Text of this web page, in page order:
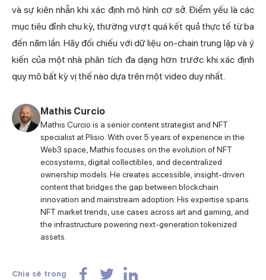
và sự kiên nhẫn khi xác định mô hình cơ sở. Điểm yếu là các
mục tiêu đỉnh chu kỳ, thường vượt quá kết quả thực tế từ ba
đến năm lần. Hãy đối chiếu với dữ liệu on-chain trung lập và ý
kiến của một nhà phân tích đa dạng hơn trước khi xác định
quy mô bất kỳ vị thế nào dựa trên một video duy nhất.
Mathis Curcio
Mathis Curcio is a senior content strategist and NFT
specialist at Plisio. With over 5 years of experience in the
Web3 space, Mathis focuses on the evolution of NFT
ecosystems, digital collectibles, and decentralized
ownership models. He creates accessible, insight-driven
content that bridges the gap between blockchain
innovation and mainstream adoption. His expertise spans
NFT market trends, use cases across art and gaming, and
the infrastructure powering next-generation tokenized
assets.
Chia sẻ trong